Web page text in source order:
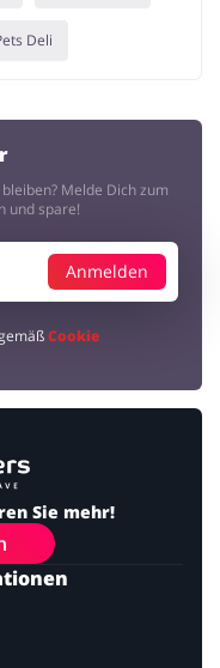
Deli
Melde Dich zum
und spare!
Anmelden
Cookie
Sie mehr!